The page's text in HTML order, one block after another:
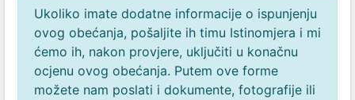
Ukoliko imate dodatne informacije o ispunjenju
ovog obećanja, pošaljite ih timu Istinomjera i mi
ćemo ih, nakon provjere, uključiti u konačnu
ocjenu ovog obećanja. Putem ove forme
možete nam poslati i dokumente, fotografije ili